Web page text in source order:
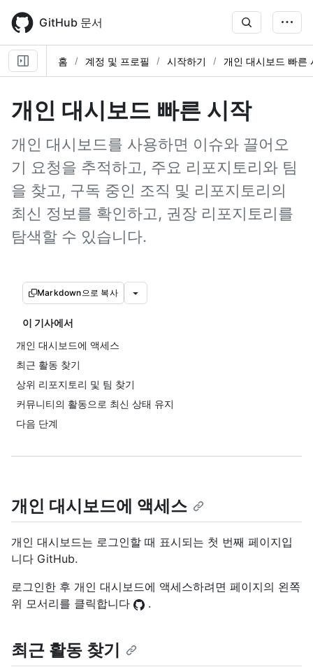
main
content
GitHub 문서
홈 계정 및 프로필 시작하기 개인 대시보드 빠른
개인 대시보드 빠른 시작
개인 대시보드를 사용하면 이슈와 끌어오
기 요청을 추적하고, 주요 리포지토리와 팀
을 찾고, 구독 중인 조직 및 리포지토리의
최신 정보를 확인하고, 권장 리포지토리를
탐색할 수 있습니다.
Markdown으로 복사
이 기사에서
개인 대시보드에 액세스
최근 활동 찾기
상위 리포지토리 및 팀 찾기
커뮤니티의 활동으로 최신 상태 유지
다음 단계
개인 대시보드에 액세스
개인 대시보드는 로그인할 때 표시되는 첫 번째 페이지입
니다 GitHub.
로그인한 후 개인 대시보드에 액세스하려면 페이지의 왼쪽
위 모서리를 클릭합니다
.
최근 활동 찾기